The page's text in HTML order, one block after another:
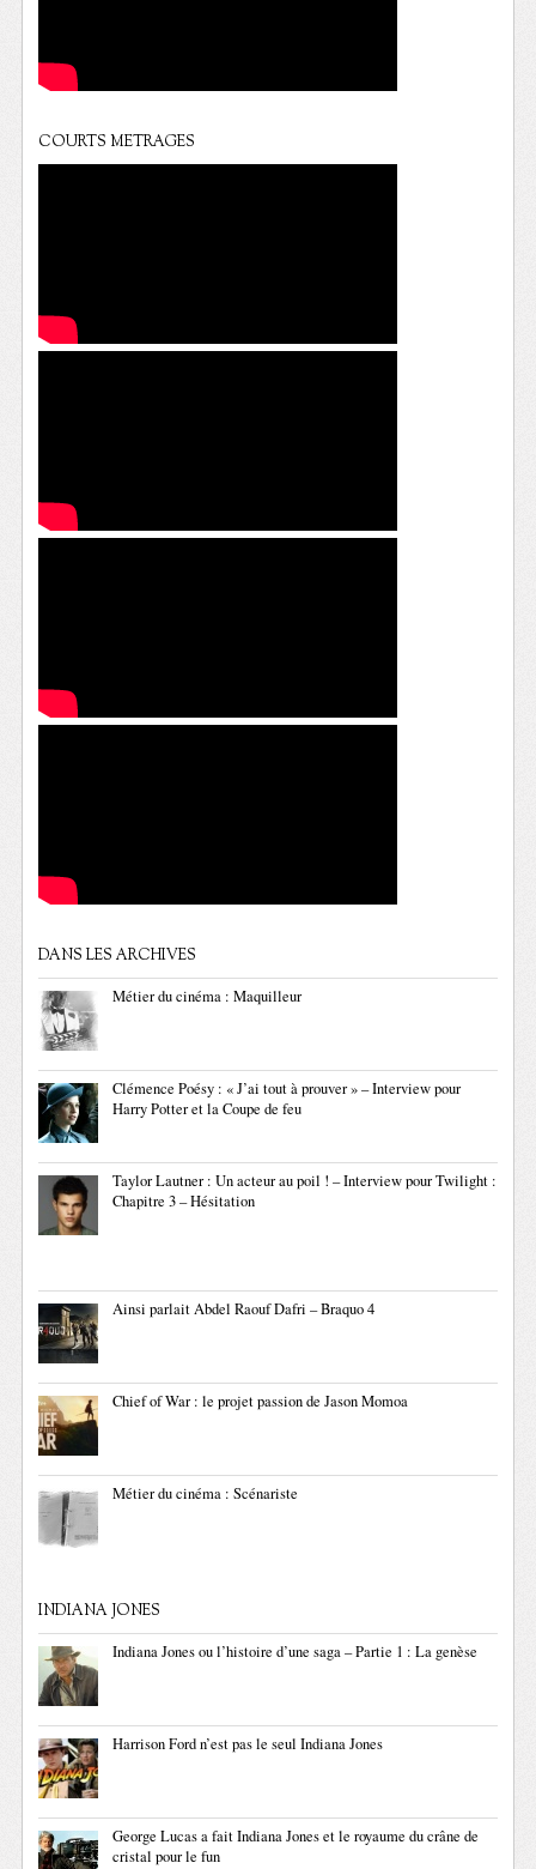
COURTS METRAGES
DANS LES ARCHIVES
Métier du cinéma : Maquilleur
Clémence Poésy : « J’ai tout à prouver » – Interview pour
Harry Potter et la Coupe de feu
Taylor Lautner : Un acteur au poil ! – Interview pour Twilight :
Chapitre 3 – Hésitation
Ainsi parlait Abdel Raouf Dafri – Braquo 4
Chief of War : le projet passion de Jason Momoa
Métier du cinéma : Scénariste
INDIANA JONES
Indiana Jones ou l’histoire d’une saga – Partie 1 : La genèse
Harrison Ford n’est pas le seul Indiana Jones
George Lucas a fait Indiana Jones et le royaume du crâne de
cristal pour le fun